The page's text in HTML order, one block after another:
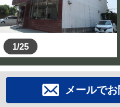
1/25
メールで